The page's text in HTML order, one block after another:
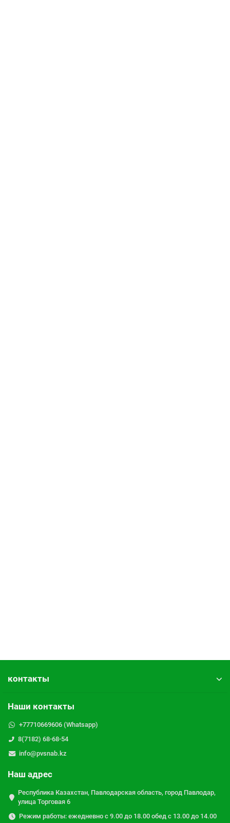
контакты
Наши контакты
+77710669606 (Whatsapp)
8(7182) 68-68-54
info@pvsnab.kz
Наш адрес
Республика Казахстан, Павлодарская область, город Павлодар,
улица Торговая 6
Режим работы: ежедневно с 9.00 до 18.00 обед с 13.00 до 14.00